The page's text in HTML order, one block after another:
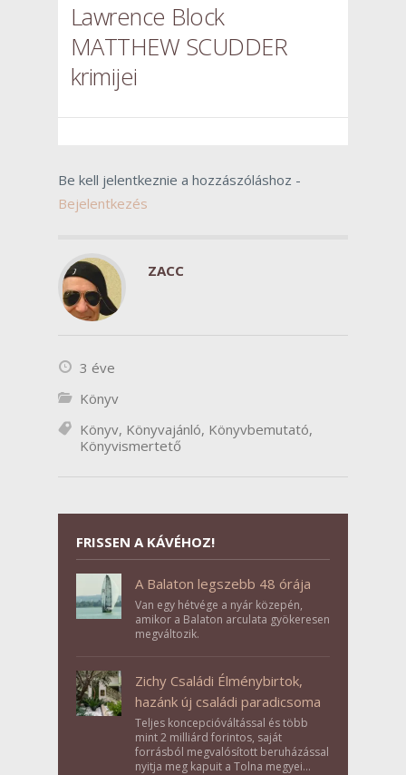
Lawrence Block
MATTHEW SCUDDER
krimijei
Be kell jelentkeznie a hozzászóláshoz -
Bejelentkezés
ZACC
3 éve
Könyv
Könyv, Könyvajánló, Könyvbemutató,
Könyvismertető
FRISSEN A KÁVÉHOZ!
A Balaton legszebb 48 órája
Van egy hétvége a nyár közepén,
amikor a Balaton arculata gyökeresen
megváltozik.
Zichy Családi Élménybirtok,
hazánk új családi paradicsoma
Teljes koncepcióváltással és több
mint 2 milliárd forintos, saját
forrásból megvalósított beruházással
nyitja meg kapuit a Tolna megyei